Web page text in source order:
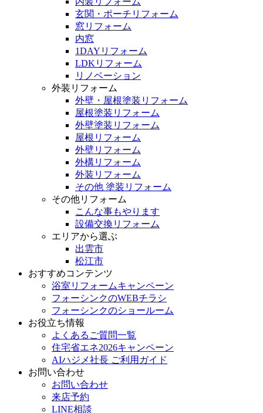
玄関・ポーチリフォーム
窓リフォーム
内窓
1DAYリフォーム
LDKリフォーム
リノベーション
外装リフォーム
外壁・屋根塗装リフォーム
屋根塗装リフォーム
外壁塗装リフォーム
屋根リフォーム
外壁リフォーム
外構リフォーム
外装リフォーム
その他 塗装リフォーム
その他リフォーム
こんな事もやります
設備交換リフォーム
エリアから選ぶ
出雲市
松江市
おすすめコンテンツ
浴室リフォームキャンペーン
フォーシンクのWEBチラシ
フォーシンクのショールーム
お役立ち情報
よくあるご質問一覧
住宅省エネ2026キャンペーン
AIハジメ社長 ご利用ガイド
お問い合わせ
お問い合わせ
来店予約
LINE相談